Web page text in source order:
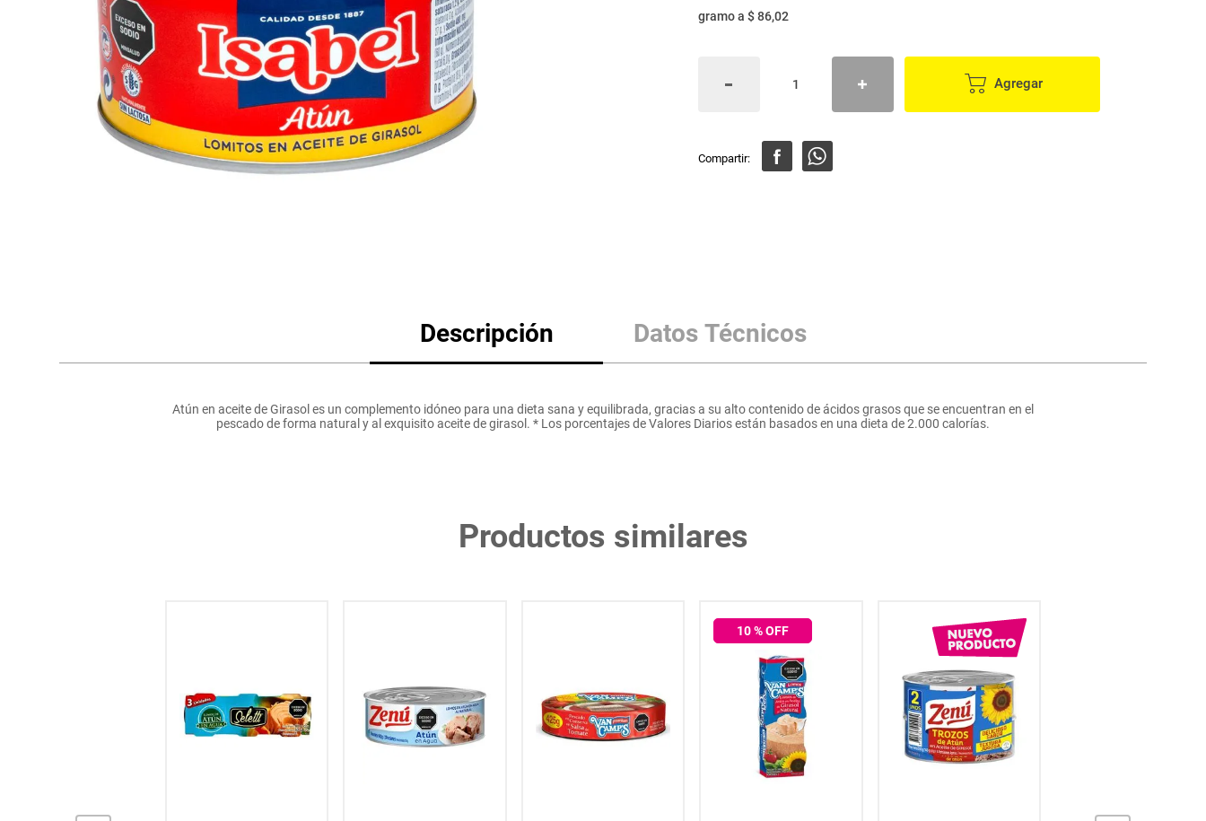
lácteos y refrigerados
vinos y licores
cuidado del bebé
otros
gramoa $ 86,02
Agregar
Descripción Datos Técnicos
Atún en aceite de Girasol es un complemento idóneo para una dieta sana y equilibrada, gracias a su alto contenido de ácidos grasos que se encuentran en el
pescado de forma natural y al exquisito aceite de girasol. * Los porcentajes de Valores Diarios están basados en una dieta de 2.000 calorías.
Productos similares
10% OFF
Aceite